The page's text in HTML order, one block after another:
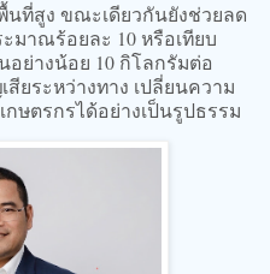
ที่สูง ขณะเดียวกันยังช่วยลด
มาณร้อยละ 10 หรือเทียบ
อย่างน้อย 10 กิโลกรัมต่อ
ยระหว่างทาง เปลี่ยนความ
ษตรกรได้อย่างเป็นรูปธรรม